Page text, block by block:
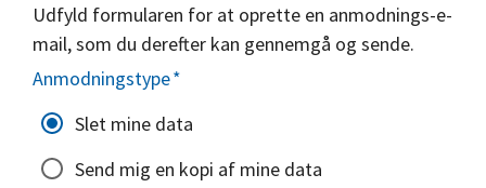
Udfyld formularen for at oprette en anmodnings-e-
mail, som du derefter kan gennemgå og sende.
Anmodningstype*
Slet mine data
Send mig en kopi af mine data